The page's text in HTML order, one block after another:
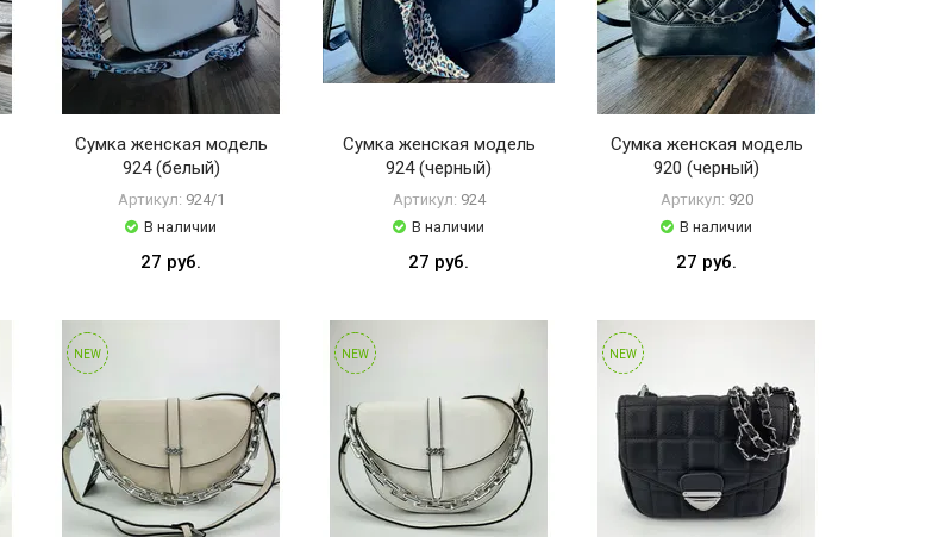
Сумка женская модель
924 (белый)
Артикул: 924/1
В наличии
27 руб.
Сумка женская модель
924 (черный)
Артикул: 924
В наличии
27 руб.
Сумка женская модель
920 (черный)
Артикул: 920
В наличии
27 руб.
NEW NEW NEW